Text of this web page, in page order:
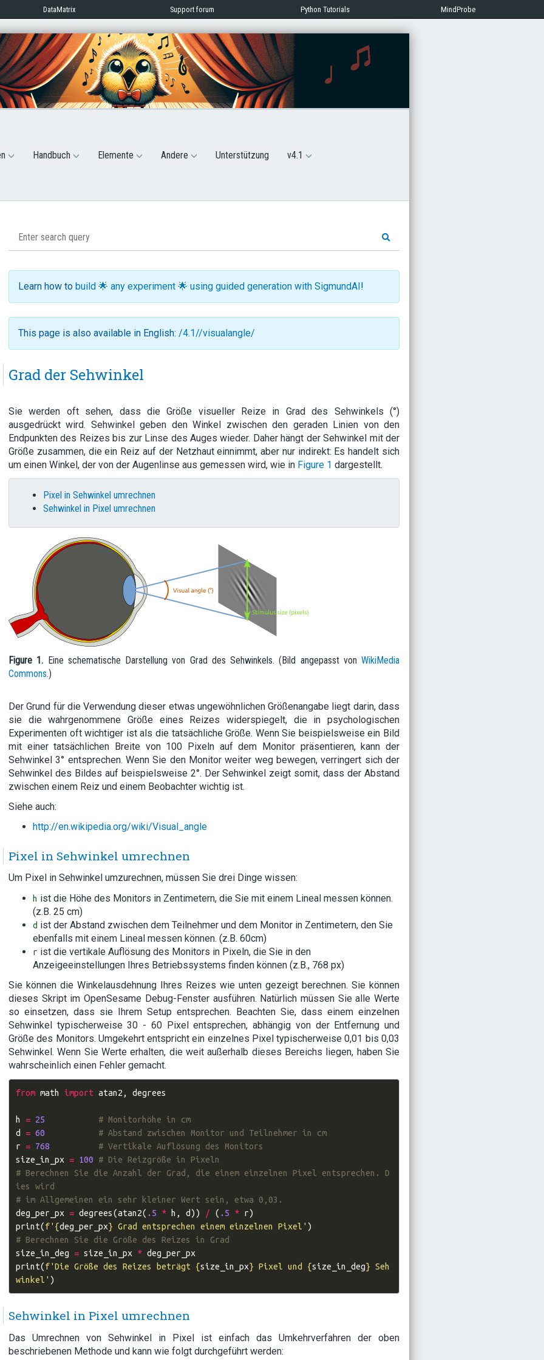
DataMatrix Support forum Python Tutorials MindProbe
Handbuch Elemente Andere Unterstützung v4.1
Learn how to build 🌟 any experiment 🌟 using guided generation with SigmundAI !
This page is also available in English: /4.1//visualangle/
Grad der Sehwinkel
Sie werden oft sehen, dass die Größe visueller Reize in Grad des Sehwinkels (°)
ausgedrückt wird. Sehwinkel geben den Winkel zwischen den geraden Linien von den
Endpunkten des Reizes bis zur Linse des Auges wieder. Daher hängt der Sehwinkel mit der
Größe zusammen, die ein Reiz auf der Netzhaut einnimmt, aber nur indirekt: Es handelt sich
um einen Winkel, der von der Augenlinse aus gemessen wird, wie in Figure 1 dargestellt.
Pixel in Sehwinkel umrechnen
Sehwinkel in Pixel umrechnen
Figure 1. Eine schematische Darstellung von Grad des Sehwinkels. (Bild angepasst von WikiMedia
Commons.)
Der Grund für die Verwendung dieser etwas ungewöhnlichen Größenangabe liegt darin, dass
sie die wahrgenommene Größe eines Reizes widerspiegelt, die in psychologischen
Experimenten oft wichtiger ist als die tatsächliche Größe. Wenn Sie beispielsweise ein Bild
mit einer tatsächlichen Breite von 100 Pixeln auf dem Monitor präsentieren, kann der
Sehwinkel 3° entsprechen. Wenn Sie den Monitor weiter weg bewegen, verringert sich der
Sehwinkel des Bildes auf beispielsweise 2°. Der Sehwinkel zeigt somit, dass der Abstand
zwischen einem Reiz und einem Beobachter wichtig ist.
Siehe auch:
http://en.wikipedia.org/wiki/Visual_angle
Pixel in Sehwinkel umrechnen
Um Pixel in Sehwinkel umzurechnen, müssen Sie drei Dinge wissen:
h ist die Höhe des Monitors in Zentimetern, die Sie mit einem Lineal messen können.
(z.B. 25 cm)
d ist der Abstand zwischen dem Teilnehmer und dem Monitor in Zentimetern, den Sie
ebenfalls mit einem Lineal messen können. (z.B. 60cm)
r ist die vertikale Auflösung des Monitors in Pixeln, die Sie in den
Anzeigeeinstellungen Ihres Betriebssystems finden können (z.B., 768 px)
Sie können die Winkelausdehnung Ihres Reizes wie unten gezeigt berechnen. Sie können
dieses Skript im OpenSesame Debug-Fenster ausführen. Natürlich müssen Sie alle Werte
so einsetzen, dass sie Ihrem Setup entsprechen. Beachten Sie, dass einem einzelnen
Sehwinkel typischerweise 30 - 60 Pixel entsprechen, abhängig von der Entfernung und
Größe des Monitors. Umgekehrt entspricht ein einzelnes Pixel typischerweise 0,01 bis 0,03
Sehwinkel. Wenn Sie Werte erhalten, die weit außerhalb dieses Bereichs liegen, haben Sie
wahrscheinlich einen Fehler gemacht.
from math import atan2 , degrees
h = 25
# Monitorhöhe in cm
d
= 60
# Abstand zwischen Monitor und Teilnehmer in cm
r
= 768
# Vertikale Auflösung des Monitors
size_in_px
= 100
# Die Reizgröße in Pixeln
# Berechnen Sie die Anzahl der Grad, die einem einzelnen Pixel entsprechen. D
ies wird
# im Allgemeinen ein sehr kleiner Wert sein, etwa 0,03.
deg_per_px
= degrees(atan2( .5 * h , d)) / ( .5 * r)
print(f' {deg_per_px} Grad entsprechen einem einzelnen Pixel' )
# Berechnen Sie die Größe des Reizes in Grad
size_in_deg
= size_in_px * deg_per_px
print(f'Die Größe des Reizes beträgt {size_in_px} Pixel und {size_in_deg} Seh
winkel' )
Sehwinkel in Pixel umrechnen
Das Umrechnen von Sehwinkel in Pixel ist einfach das Umkehrverfahren der oben
beschriebenen Methode und kann wie folgt durchgeführt werden: